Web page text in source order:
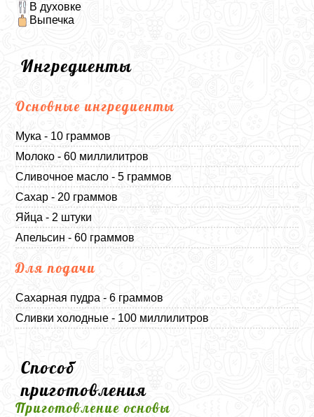
В духовке
Выпечка
Ингредиенты
Основные ингредиенты
Мука - 10 граммов
Молоко - 60 миллилитров
Сливочное масло - 5 граммов
Сахар - 20 граммов
Яйца - 2 штуки
Апельсин - 60 граммов
Для подачи
Сахарная пудра - 6 граммов
Сливки холодные - 100 миллилитров
Способ
приготовления
Приготовление основы